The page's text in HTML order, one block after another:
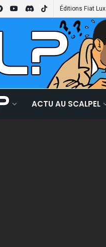
Éditions Fiat Lux
ACTU AU SCALPEL